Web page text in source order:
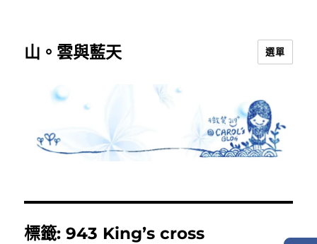
山。雲與藍天 選單
標籤:943 King’s cross